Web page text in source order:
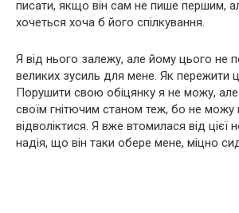
писати, якщо він сам не пише першим,
хочеться хоча б його спілкування.
Я від нього залежу, але йому цього не
великих зусиль для мене. Як пережити
Порушити свою обіцянку я не можу, але
своїм гнітючим станом теж, бо не можу
відволіктися. Я вже втомилася від цієї
надія, що він таки обере мене, міцно